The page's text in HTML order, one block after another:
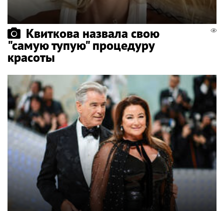
Квиткова назвала свою
"самую тупую" процедуру
красоты